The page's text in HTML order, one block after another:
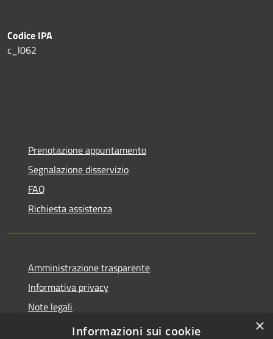
Codice IPA
c_l062
Prenotazione appuntamento
Segnalazione disservizio
FAQ
Richiesta assistenza
Amministrazione trasparente
Informativa privacy
Note legali
Dichiarazione di accessibilità
×
Informazioni sui cookie